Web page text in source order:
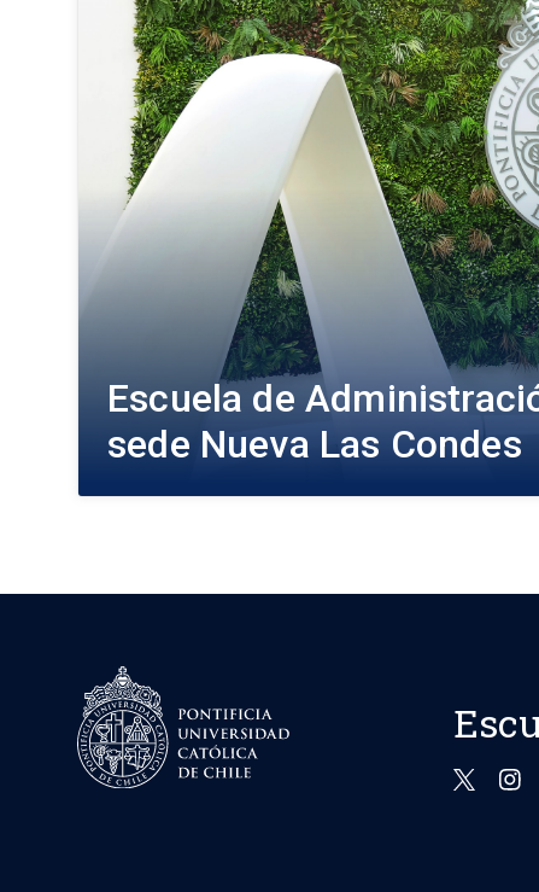
Escuela de
sede Nueva Las Condes